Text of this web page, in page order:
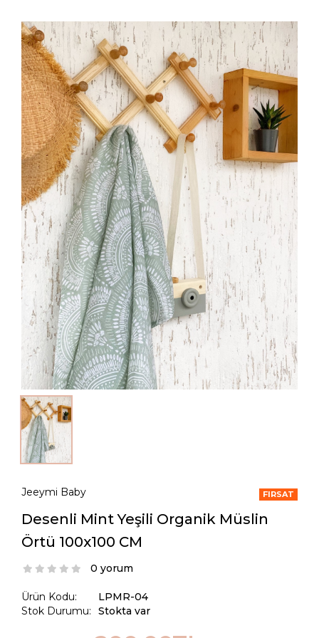
Jeeymi Baby FIRSAT
Desenli Mint Yeşili Organik Müslin
Örtü 100x100 CM
0 yorum
Ürün Kodu:
Stok Durumu:
LPMR-04
Stokta var